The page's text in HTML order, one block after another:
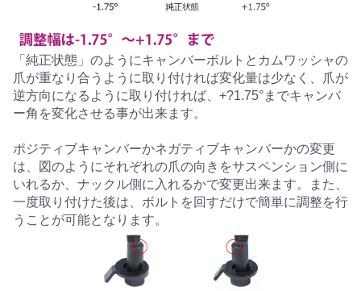
「純正状態」のようにキャンバーボルトとカムワッシャの
爪が重なり合うように取り付ければ変化量は少なく、爪が
逆方向になるように取り付ければ、+?1.75°までキャンバ
ー角を変化させる事が出来ます。
ポジティブキャンバーかネガティブキャンバーかの変更
は、図のようにそれぞれの爪の向きをサスペンション側に
いれるか、ナックル側に入れるかで変更出来ます。また、
一度取り付けた後は、ボルトを回すだけで簡単に調整を行
うことが可能となります。